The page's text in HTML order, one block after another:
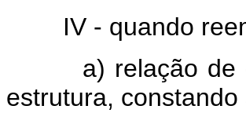
IV - quando
a) relação de
estrutura,